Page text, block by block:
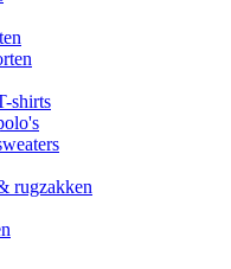
shirts
rugzakken